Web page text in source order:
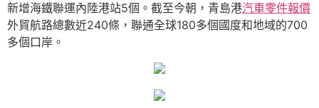
新增海鐵聯運內陸港站5個。截至今朝，青島港汽車零件報價
外貿航路總數近240條，聯通全球180多個國度和地域的700
多個口岸。